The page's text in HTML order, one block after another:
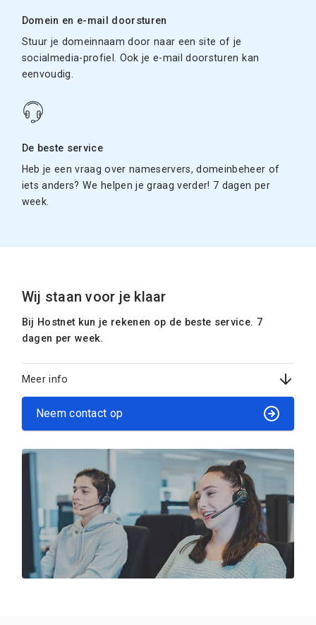
Domein en e-mail doorsturen
Stuur je domeinnaam door naar een site of je
socialmedia-profiel. Ook je e-mail doorsturen kan
eenvoudig.
De beste service
Heb je een vraag over nameservers, domeinbeheer of
iets anders? We helpen je graag verder! 7 dagen per
week.
Wij staan voor je klaar
Bij Hostnet kun je rekenen op de beste service. 7
dagen per week.
Meer info
Neem contact op